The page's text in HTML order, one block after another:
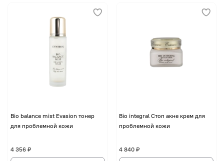
Bio balance mist Evasion тонер
для проблемной кожи
4 356 ₽
Bio integral Стоп акне крем для
проблемной кожи
4 840 ₽